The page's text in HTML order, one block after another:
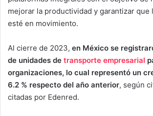
mejorar la productividad y garantizar que
esté en movimiento.
Al cierre de 2023, en México se
de unidades de transporte empresarial
organizaciones, lo cual representó un
6.2 % respecto del año anterior, según
citadas por Edenred.